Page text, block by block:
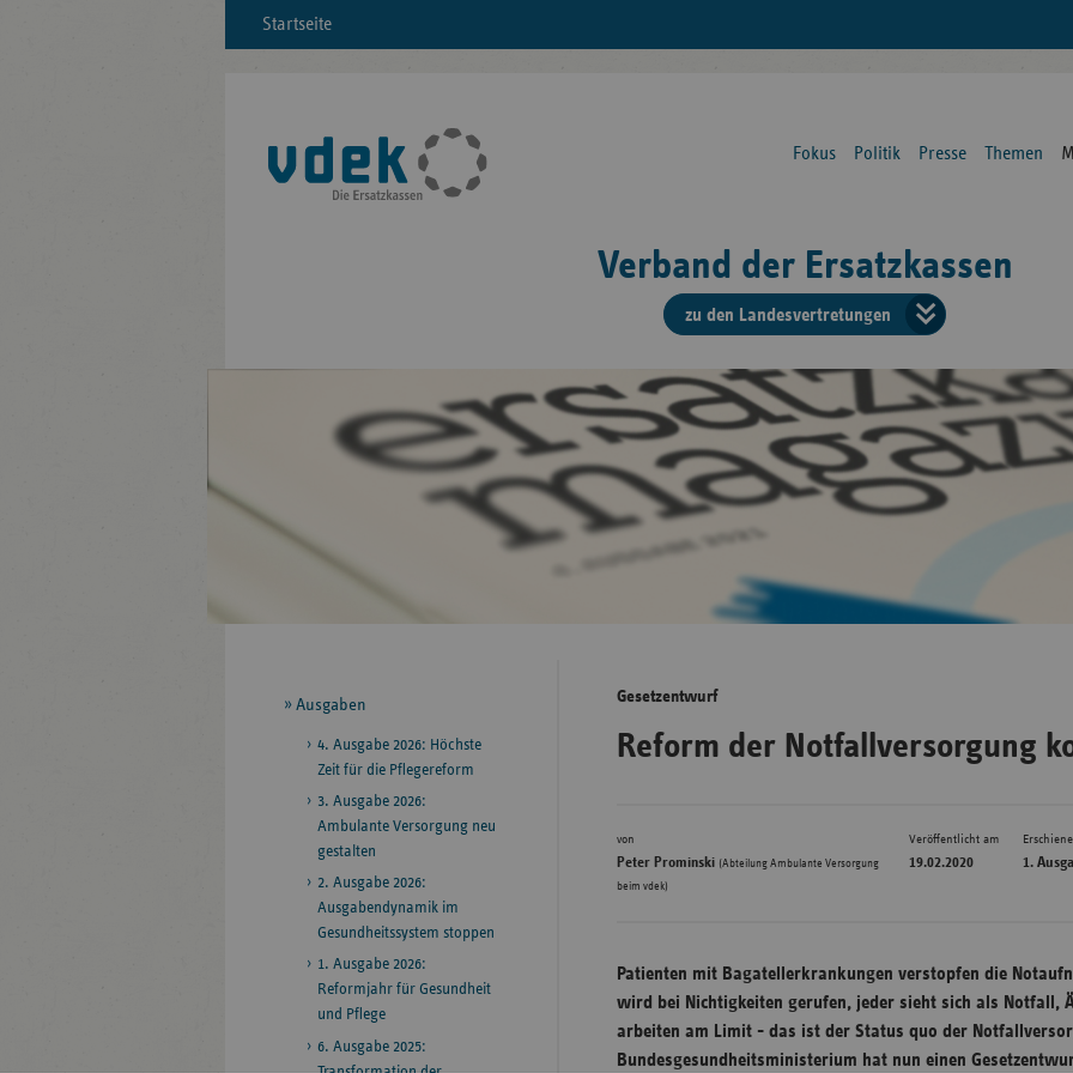
Startseite
Fokus Politik Presse Themen
Verband der Ersatzkassen
zu den Landesvertretungen
der
Hessen
Gesetzentwurf
Reform der Notfallversorgung
von
Peter Prominski (Abteilung Ambulante Versorgung
beim vdek)
Veröffentlicht am
19.02.2020 1.
Patienten mit Bagatellerkrankungen verstopfen die
wird bei Nichtigkeiten gerufen, jeder sieht sich als Notfall,
arbeiten am Limit - das ist der Status quo der
Bundesgesundheitsministerium hat nun einen
Seitennavigation
Ausgaben
4. Ausgabe 2026: Höchste
Zeit für die Pflegereform
3. Ausgabe 2026:
Ambulante Versorgung neu
gestalten
2. Ausgabe 2026:
Ausgabendynamik im
Gesundheitssystem stoppen
1. Ausgabe 2026:
Reformjahr für Gesundheit
und Pflege
6. Ausgabe 2025: